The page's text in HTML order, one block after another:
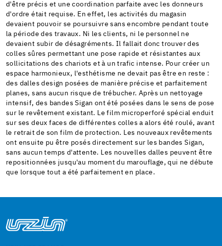
d'être précis et une coordination parfaite avec les donneurs
d'ordre était requise. En effet, les activités du magasin
devaient pouvoir se poursuivre sans encombre pendant toute
la période des travaux. Ni les clients, ni le personnel ne
devaient subir de désagréments. Il fallait donc trouver des
colles sûres permettant une pose rapide et résistantes aux
sollicitations des chariots et à un trafic intense. Pour créer un
espace harmonieux, l'esthétisme ne devait pas être en reste :
des dalles design posées de manière précise et parfaitement
planes, sans aucun risque de trébucher. Après un nettoyage
intensif, des bandes Sigan ont été posées dans le sens de pose
sur le revêtement existant. Le film microperforé spécial enduit
sur ses deux faces de différentes colles a alors été roulé, avant
le retrait de son film de protection. Les nouveaux revêtements
ont ensuite pu être posés directement sur les bandes Sigan,
sans aucun temps d'attente. Les nouvelles dalles peuvent être
repositionnées jusqu'au moment du marouflage, qui ne débute
que lorsque tout a été parfaitement en place.